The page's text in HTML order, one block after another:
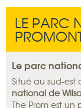
LE PARC
Le parc
Situé au sud-
national de
The Prom est